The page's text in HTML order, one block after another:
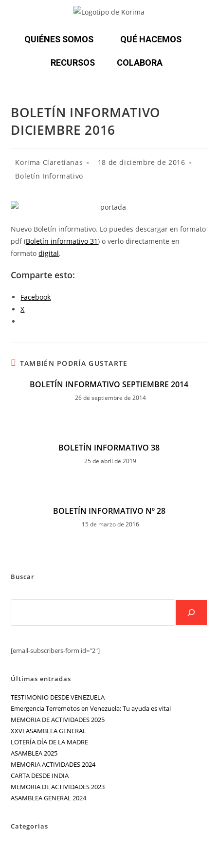
QUIÉNES SOMOS QUÉ HACEMOS
RECURSOS COLABORA
BOLETÍN INFORMATIVO
DICIEMBRE 2016
Korima Claretianas
18 de diciembre de 2016
Boletín Informativo
Nuevo Boletín informativo. Lo puedes descargar en formato
pdf (Boletín informativo 31) o verlo directamente en
formatodigital.
Comparte esto:
Facebook
X
TAMBIÉN PODRÍA GUSTARTE
BOLETÍN INFORMATIVO SEPTIEMBRE 2014
26 de septiembre de 2014
BOLETÍN INFORMATIVO 38
25 de abril de 2019
BOLETÍN INFORMATIVO Nº 28
15 de marzo de 2016
Buscar
[email-subscribers-form id="2"]
Últimas entradas
TESTIMONIO DESDE VENEZUELA
Emergencia Terremotos en Venezuela: Tu ayuda es vital
MEMORIA DE ACTIVIDADES 2025
XXVI ASAMBLEA GENERAL
LOTERÍA DÍA DE LA MADRE
ASAMBLEA 2025
MEMORIA ACTIVIDADES 2024
CARTA DESDE INDIA
MEMORIA DE ACTIVIDADES 2023
ASAMBLEA GENERAL 2024
Categorias